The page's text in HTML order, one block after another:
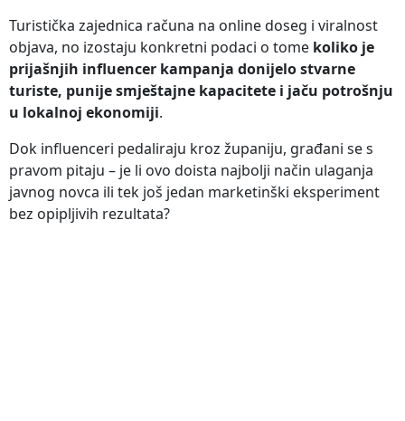
Turistička zajednica računa na online doseg i viralnost
objava, no izostaju konkretni podaci o tome koliko je
prijašnjih influencer kampanja donijelo stvarne
turiste, punije smještajne kapacitete i jaču potrošnju
u lokalnoj ekonomiji.
Dok influenceri pedaliraju kroz županiju, građani se s
pravom pitaju – je li ovo doista najbolji način ulaganja
javnog novca ili tek još jedan marketinški eksperiment
bez opipljivih rezultata?